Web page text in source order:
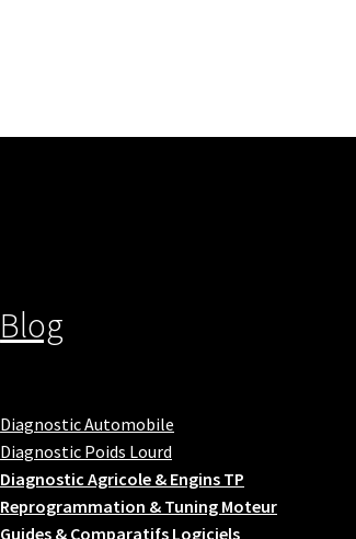
Blog
Diagnostic Automobile
Diagnostic Poids Lourd
Diagnostic Agricole & Engins TP
Reprogrammation & Tuning Moteur
Guides & Comparatifs Logiciels